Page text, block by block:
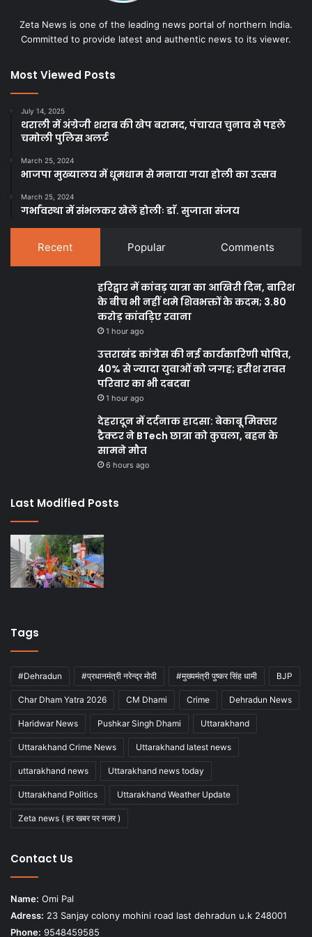
Zeta News is one of the leading news portal of northern India.
Committed to provide latest and authentic news to its viewer.
Most Viewed Posts
July 14, 2025
थराली में अंग्रेजी शराब की खेप बरामद, पंचायत चुनाव से पहले
चमोली पुलिस अलर्ट
March 25, 2024
भाजपा मुख्यालय में धूमधाम से मनाया गया होली का उत्सव
March 25, 2024
गर्भावस्था में संभलकर खेलें होलीः डाॅ. सुजाता संजय
Recent Popular Comments
हरिद्वार में कांवड़ यात्रा का आखिरी दिन, बारिश
के बीच भी नहीं थमे शिवभक्तों के कदम; 3.80
करोड़ कांवड़िए रवाना
1 hour ago
उत्तराखंड कांग्रेस की नई कार्यकारिणी घोषित,
40% से ज्यादा युवाओं को जगह; हरीश रावत
परिवार का भी दबदबा
1 hour ago
देहरादून में दर्दनाक हादसा: बेकाबू मिक्सर
ट्रैक्टर ने BTech छात्रा को कुचला, बहन के
सामने मौत
6 hours ago
Last Modified Posts
Tags
#Dehradun #प्रधानमंत्री नरेन्द्र मोदी #मुख्यमंत्री पुष्कर सिंह धामी BJP
Char Dham Yatra 2026 CM Dhami Crime Dehradun News
Haridwar News Pushkar Singh Dhami Uttarakhand
Uttarakhand Crime News Uttarakhand latest news
uttarakhand news Uttarakhand news today
Uttarakhand Politics Uttarakhand Weather Update
Zeta news ( हर खबर पर नजर )
Contact Us
Name: Omi Pal
Adress: 23 Sanjay colony mohini road last dehradun u.k 248001
Phone: 9548459585